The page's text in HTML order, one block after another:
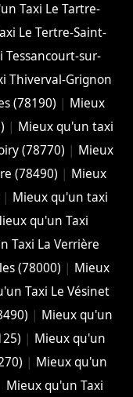
Taxi Le Tartre-
Le Tertre-Saint-
Tessancourt-sur-
Thiverval-Grignon
(78190) | Mieux
| Mieux qu'un taxi
(78770) | Mieux
(78490) | Mieux
| Mieux qu'un taxi
qu'un Taxi
Taxi La Verrière
(78000) | Mieux
Taxi Le Vésinet
| Mieux qu'un
| Mieux qu'un
| Mieux qu'un
Mieux qu'un Taxi